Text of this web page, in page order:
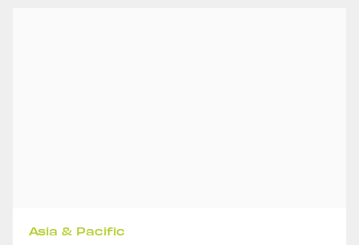
Asia & Pacific